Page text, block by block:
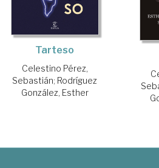
Tarteso
Celestino Pérez,
Sebastián; Rodríguez
González, Esther